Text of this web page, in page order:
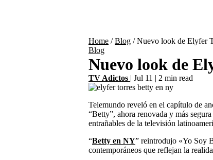
Home /Blog /Nuevo look de Elyfer
Blog
Nuevo look de
TV Adictos | Jul 11 | 2 min read
Telemundo reveló en el capítulo de
“Betty”, ahora renovada y más
entrañables de la televisión
“Betty en NY” reintrodujo «Yo Soy
contemporáneos que reflejan la